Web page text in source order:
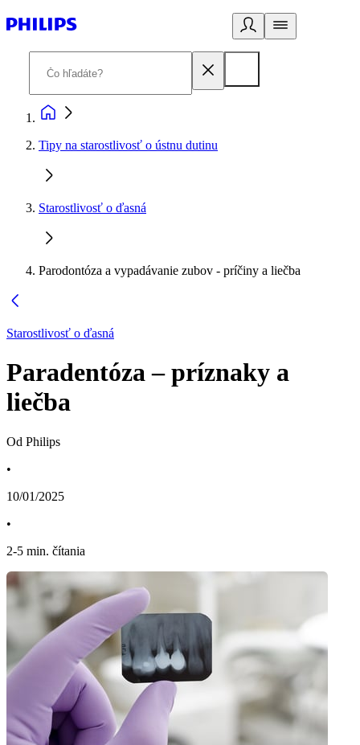
Tipy na starostlivosť o ústnu dutinu
Starostlivosť o ďasná
Parodontóza a vypadávanie zubov - príčiny a liečba
Starostlivosť o ďasná
Paradentóza – príznaky a
liečba
Od Philips
•
10/01/2025
•
2-5 min. čítania